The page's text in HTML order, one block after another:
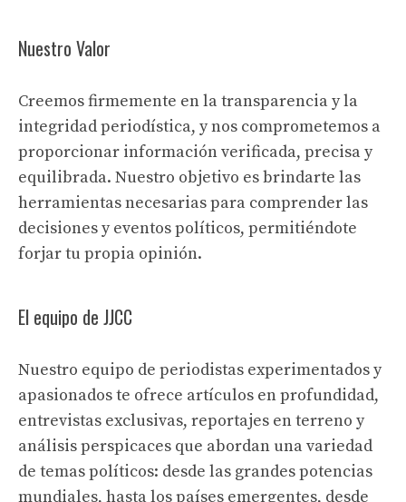
Nuestro Valor
Creemos firmemente en la transparencia y la
integridad periodística, y nos comprometemos a
proporcionar información verificada, precisa y
equilibrada. Nuestro objetivo es brindarte las
herramientas necesarias para comprender las
decisiones y eventos políticos, permitiéndote
forjar tu propia opinión.
El equipo de JJCC
Nuestro equipo de periodistas experimentados y
apasionados te ofrece artículos en profundidad,
entrevistas exclusivas, reportajes en terreno y
análisis perspicaces que abordan una variedad
de temas políticos: desde las grandes potencias
mundiales, hasta los países emergentes, desde